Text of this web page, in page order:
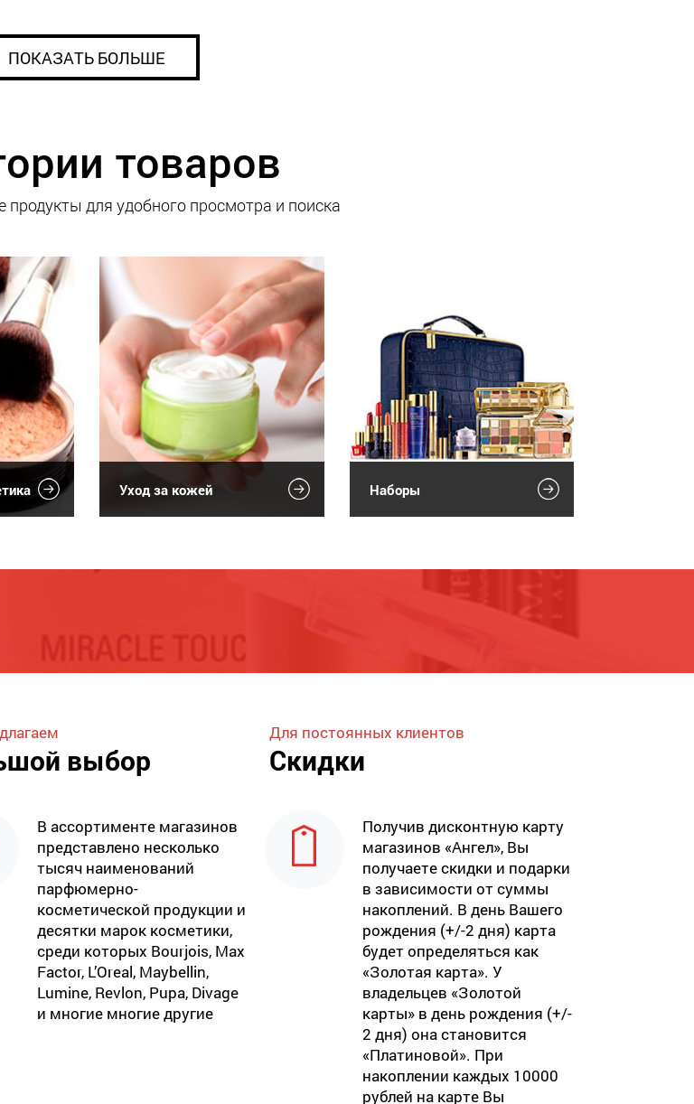
ПОКАЗАТЬ БОЛЬШЕ
товаров
для удобного просмотра и поиска
Уход за кожей Наборы
выбор
В ассортименте магазинов
представлено несколько
тысяч наименований
парфюмерно-
косметической продукции и
десятки марок косметики,
среди которых Bourjois, Max
Factor, L’Oreal, Maybellin,
Lumine, Revlon, Pupa, Divage
и многие многие другие
Для постоянных клиентов
Скидки
Получив дисконтную карту
магазинов «Ангел», Вы
получаете скидки и подарки
в зависимости от суммы
накоплений. В день Вашего
рождения (+/-2 дня) карта
будет определяться как
«Золотая карта». У
владельцев «Золотой
карты» в день рождения (+/-
2 дня) она становится
«Платиновой». При
накоплении каждых 10000
рублей на карте Вы